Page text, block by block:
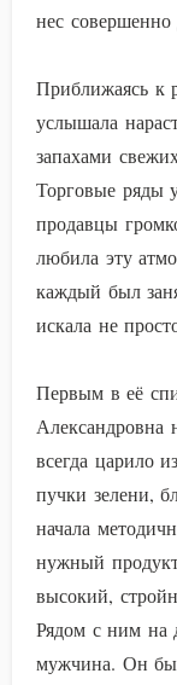
нес совершенно
Приближаясь к
услышала
запахами
Торговые ряды
продавцы
любила эту
каждый был
искала не
Первым в её
Александровна
всегда царило
пучки зелени,
начала
нужный
высокий,
Рядом с ним на
мужчина. Он